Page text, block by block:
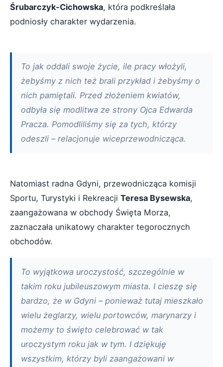
Śrubarczyk-Cichowska, która podkreślała
podniosły charakter wydarzenia.
To jak oddali swoje życie, ile pracy włożyli,
żebyśmy z nich też brali przykład i żebyśmy o
nich pamiętali. Przed złożeniem kwiatów,
odbyła się modlitwa ze strony Ojca Edwarda
Pracza. Pomodliliśmy się za tych, którzy
odeszli – relacjonuje wiceprzewodnicząca.
Natomiast radna Gdyni, przewodnicząca komisji
Sportu, Turystyki i Rekreacji Teresa Bysewska,
zaangażowana w obchody Święta Morza,
zaznaczała unikatowy charakter tegorocznych
obchodów.
To wyjątkowa uroczystość, szczególnie w
takim roku jubileuszowym miasta. I cieszę się
bardzo, że w Gdyni – ponieważ tutaj mieszkało
wielu żeglarzy, wielu portowców, marynarzy i
możemy to święto celebrować w tak
uroczystym roku jak w tym. I dziękuję
wszystkim, którzy byli zaangażowani w